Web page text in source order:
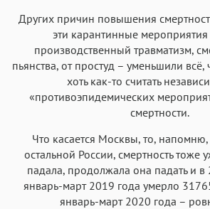
Других причин повышения
эти карантинные
производственный травматизм,
пьянства, от простуд – уменьшили
хоть как-то считать
«противоэпидемических
смертности.
Что касается Москвы, то,
остальной России, смертность тоже
падала, продолжала она падать и в
январь-март 2019 года умерло
январь-март 2020 года –